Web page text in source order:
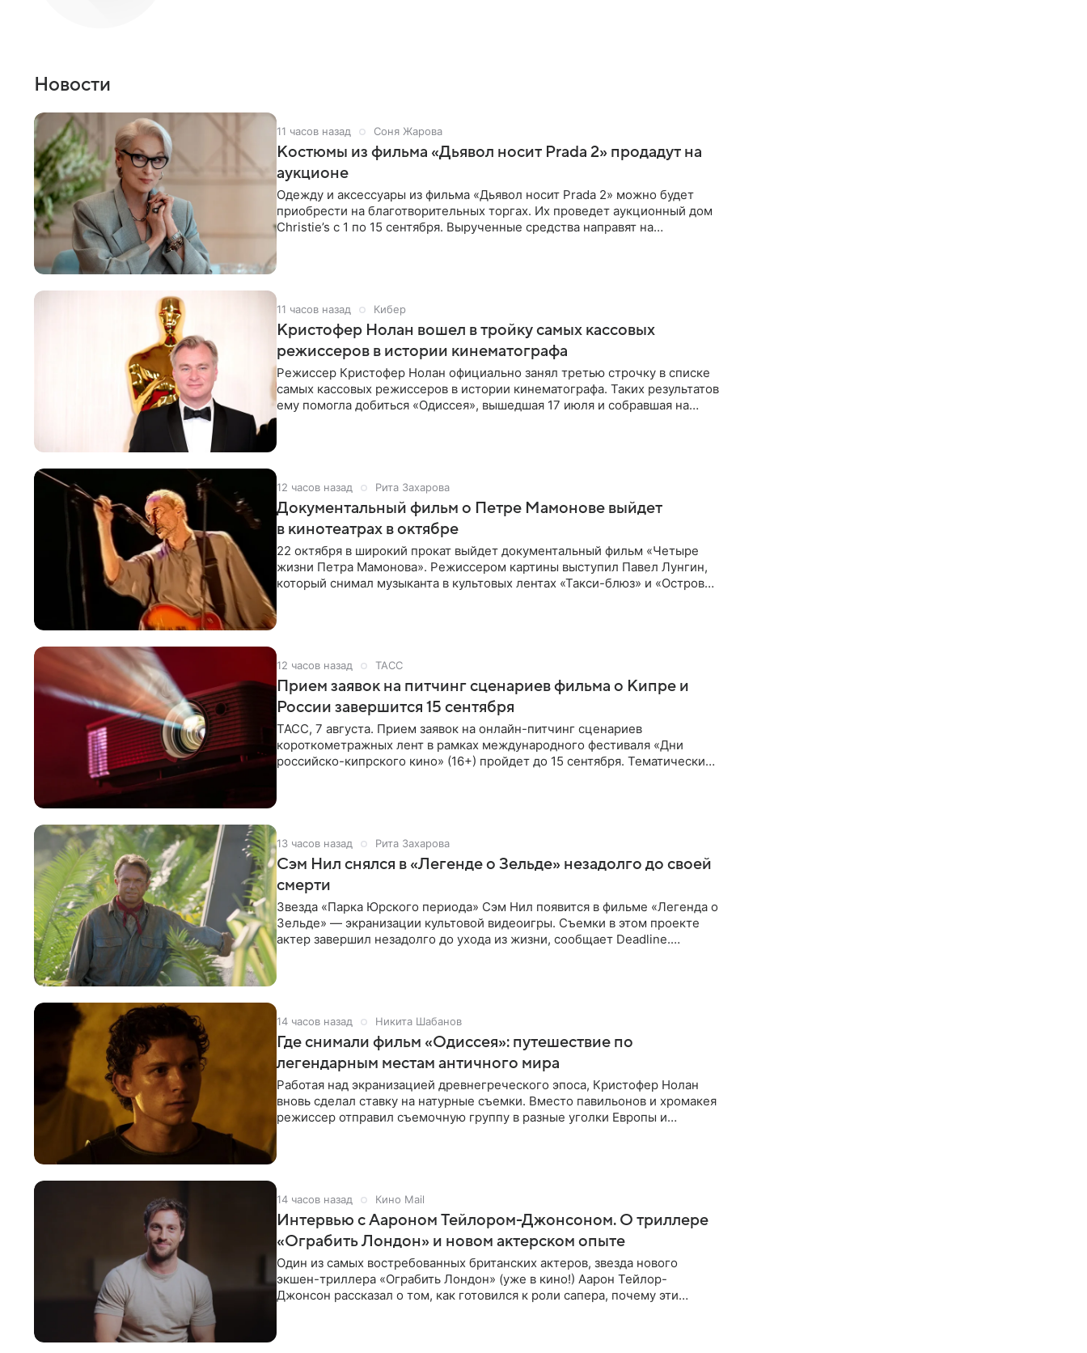
Новости
11 часов назад Соня Жарова
Костюмы из фильма «Дьявол носит Prada 2» продадут на
аукционе
Одежду и аксессуары из фильма «Дьявол носит Prada 2» можно будет
приобрести на благотворительных торгах. Их проведет аукционный дом
Christie’s с 1 по 15 сентября. Вырученные средства направят на
11 часов назад Кибер
Кристофер Нолан вошел в тройку самых кассовых
режиссеров в истории кинематографа
Режиссер Кристофер Нолан официально занял третью строчку в списке
самых кассовых режиссеров в истории кинематографа. Таких результатов
ему помогла добиться «Одиссея», вышедшая 17 июля и собравшая на
12 часов назад Рита Захарова
Документальный фильм о Петре Мамонове выйдет
в кинотеатрах в октябре
22 октября в широкий прокат выйдет документальный фильм «Четыре
жизни Петра Мамонова». Режиссером картины выступил Павел Лунгин,
который снимал музыканта в культовых лентах «Такси-блюз» и «Остров».
12 часов назад ТАСС
Прием заявок на питчинг сценариев фильма о Кипре и
России завершится 15 сентября
ТАСС, 7 августа. Прием заявок на онлайн-питчинг сценариев
короткометражных лент в рамках международного фестиваля «Дни
российско-кипрского кино» (16+) пройдет до 15 сентября. Тематически
13 часов назад Рита Захарова
Сэм Нил снялся в «Легенде о Зельде» незадолго до своей
смерти
Звезда «Парка Юрского периода» Сэм Нил появится в фильме «Легенда о
Зельде» — экранизации культовой видеоигры. Съемки в этом проекте
актер завершил незадолго до ухода из жизни, сообщает Deadline.
14 часов назад Никита Шабанов
Где снимали фильм «Одиссея»: путешествие по
легендарным местам античного мира
Работая над экранизацией древнегреческого эпоса, Кристофер Нолан
вновь сделал ставку на натурные съемки. Вместо павильонов и хромакея
режиссер отправил съемочную группу в разные уголки Европы и
14 часов назад Кино Mail
Интервью с Аароном Тейлором-Джонсоном. О триллере
«Ограбить Лондон» и новом актерском опыте
Один из самых востребованных британских актеров, звезда нового
экшен-триллера «Ограбить Лондон» (уже в кино!) Аарон Тейлор-
Джонсон рассказал о том, как готовился к роли сапера, почему эти